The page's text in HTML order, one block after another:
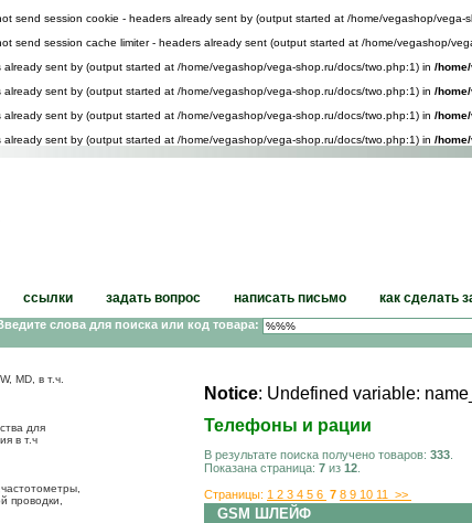
send session cookie - headers already sent by (output started at /home/vegashop/vega-
send session cache limiter - headers already sent (output started at /home/vegashop/
sent by (output started at /home/vegashop/vega-shop.ru/docs/two.php:1) in /
sent by (output started at /home/vegashop/vega-shop.ru/docs/two.php:1) in /
sent by (output started at /home/vegashop/vega-shop.ru/docs/two.php:1) in /
sent by (output started at /home/vegashop/vega-shop.ru/docs/two.php:1) in /
ссылки задать вопрос написать письмо как сделать
слова для поиска или код товара:
MD, в т.ч.
для
в т.ч
проводки,
Notice: Undefined variable:
Телефоны и рации
В результате поиска получено товаров: 333
Показана страница: 7 из 12
Страницы: 1 2 3 4 5 6 7 8 9 10 11 >>
GSM ШЛЕЙФ